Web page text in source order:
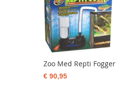
Zoo Med Repti Fogger
€ 90,95